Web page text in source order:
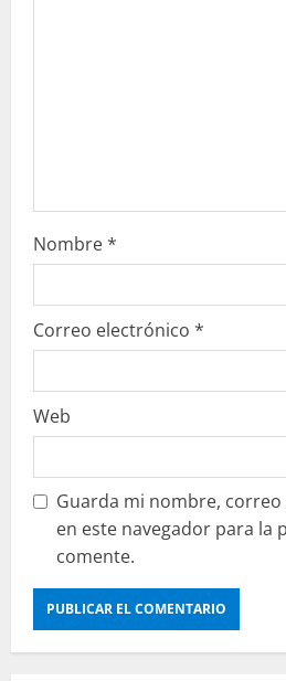
Nombre*
Correo electrónico *
Web
Guarda mi nombre,
en este navegador para la
comente.